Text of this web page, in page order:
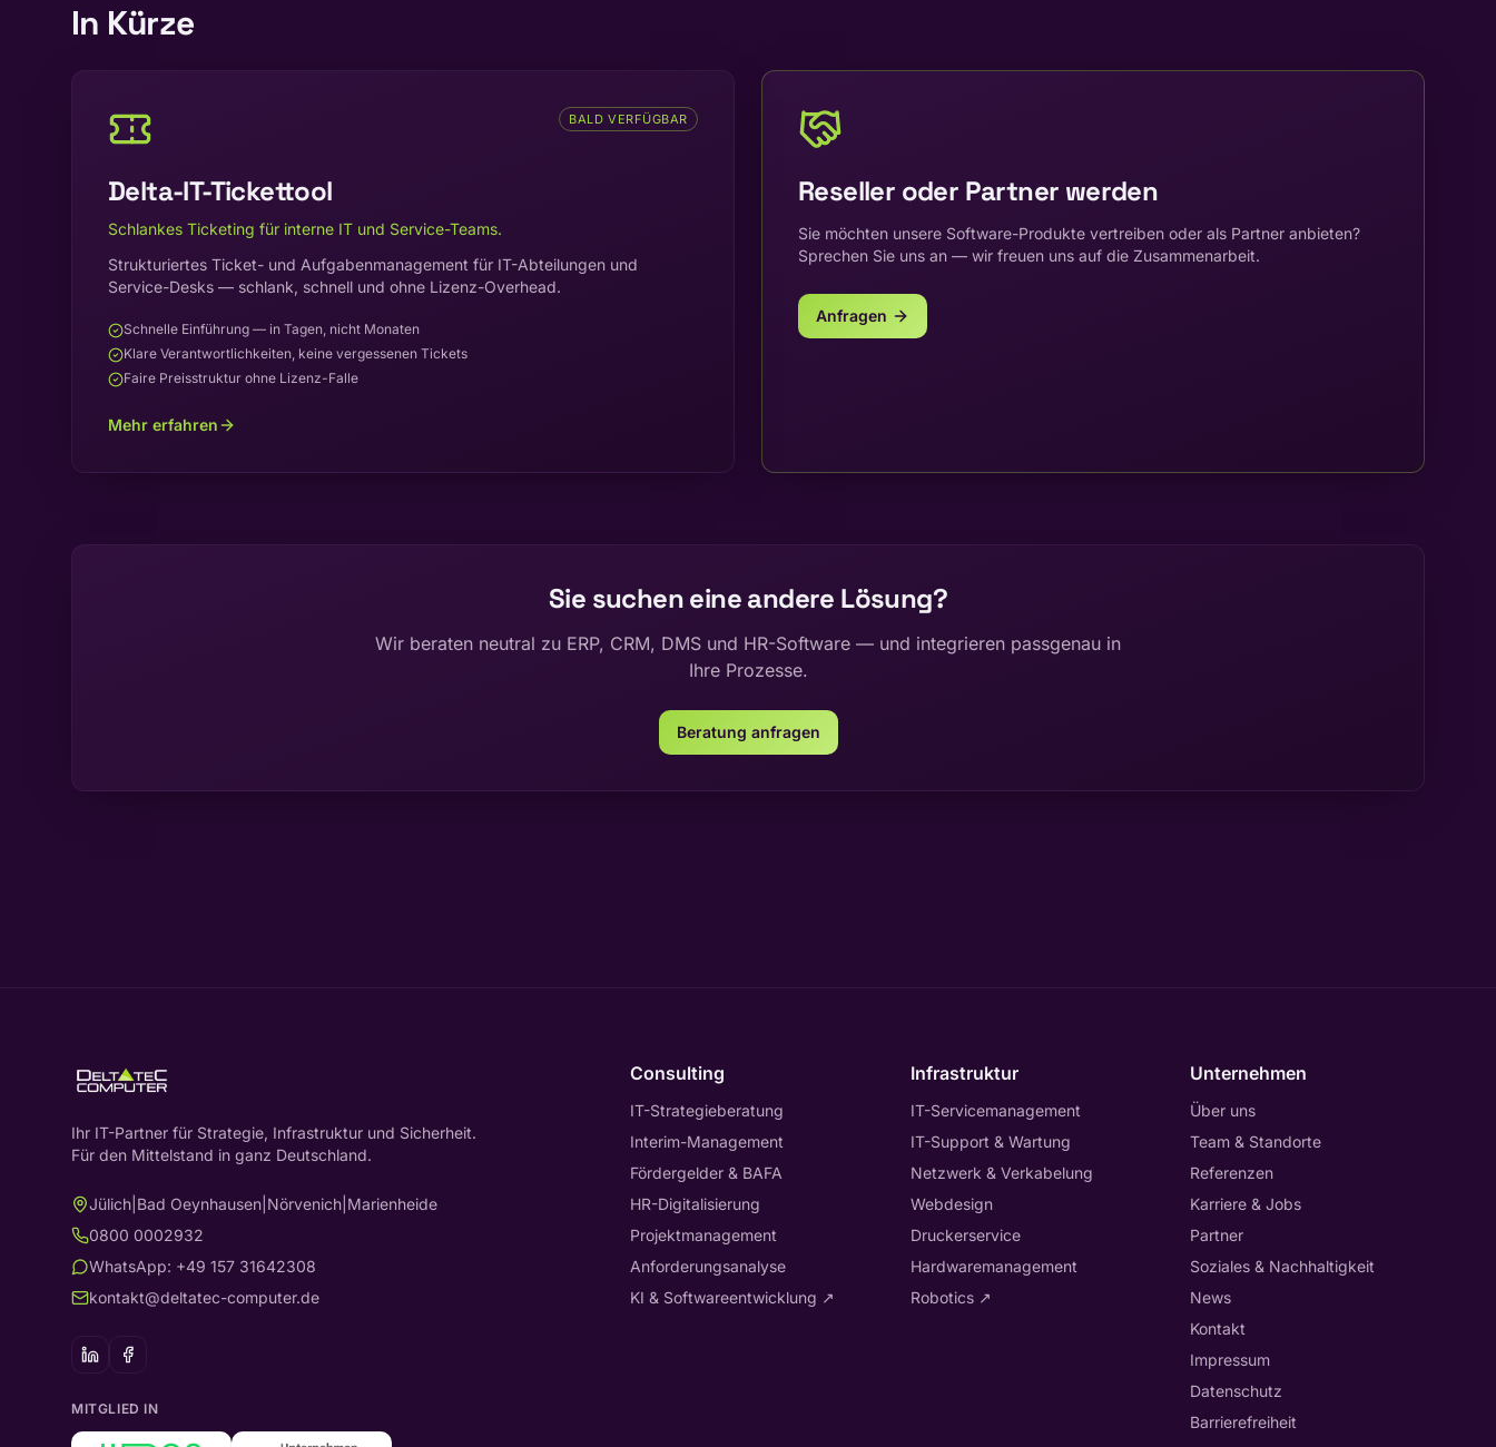
In Kürze
BALD VERFÜGBAR
Delta-IT-Tickettool
Schlankes Ticketing für interne IT und Service-Teams.
Strukturiertes Ticket- und Aufgabenmanagement für IT-Abteilungen und
Service-Desks — schlank, schnell und ohne Lizenz-Overhead.
Schnelle Einführung — in Tagen, nicht Monaten
Klare Verantwortlichkeiten, keine vergessenen Tickets
Faire Preisstruktur ohne Lizenz-Falle
Mehr erfahren
Reseller oder Partner werden
Sie möchten unsere Software-Produkte vertreiben oder als Partner anbieten?
Sprechen Sie uns an — wir freuen uns auf die Zusammenarbeit.
Anfragen
Sie suchen eine andere Lösung?
Wir beraten neutral zu ERP, CRM, DMS und HR-Software — und integrieren passgenau in
Ihre Prozesse.
Beratung anfragen
Ihr IT-Partner für Strategie, Infrastruktur und Sicherheit.
Für den Mittelstand in ganz Deutschland.
Jülich Bad Oeynhausen Nörvenich Marienheide
0800 0002932
WhatsApp: +49 157 31642308
kontakt@deltatec-computer.de
MITGLIED IN
Consulting
IT-Strategieberatung
Interim-Management
Fördergelder & BAFA
HR-Digitalisierung
Projektmanagement
Anforderungsanalyse
KI & Softwareentwicklung ↗
Infrastruktur
IT-Servicemanagement
IT-Support & Wartung
Netzwerk & Verkabelung
Webdesign
Druckerservice
Hardwaremanagement
Robotics ↗
Unternehmen
Über uns
Team & Standorte
Referenzen
Karriere & Jobs
Partner
Soziales & Nachhaltigkeit
News
Kontakt
Impressum
Datenschutz
Barrierefreiheit